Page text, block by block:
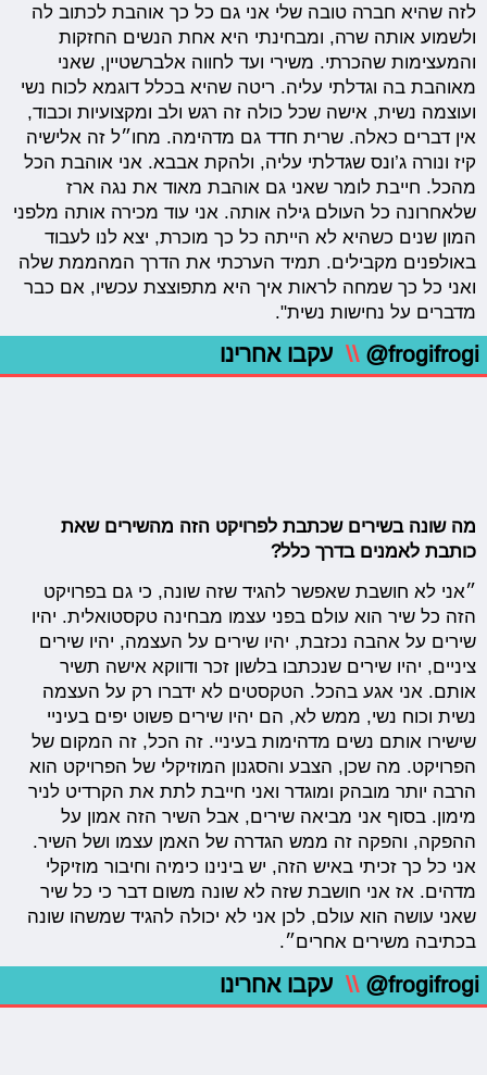
לזה שהיא חברה טובה שלי אני גם כל כך אוהבת לכתוב לה
ולשמוע אותה שרה, ומבחינתי היא אחת הנשים החזקות
והמעצימות שהכרתי. משירי ועד לחווה אלברשטיין, שאני
מאוהבת בה וגדלתי עליה. ריטה שהיא בכלל דוגמא לכוח נשי
ועוצמה נשית, אישה שכל כולה זה רגש ולב ומקצועיות וכבוד,
אין דברים כאלה. שרית חדד גם מדהימה. מחו״ל זה אלישיה
קיז ונורה ג’ונס שגדלתי עליה, ולהקת אבבא. אני אוהבת הכל
מהכל. חייבת לומר שאני גם אוהבת מאוד את נגה ארז
שלאחרונה כל העולם גילה אותה. אני עוד מכירה אותה מלפני
המון שנים כשהיא לא הייתה כל כך מוכרת, יצא לנו לעבוד
באולפנים מקבילים. תמיד הערכתי את הדרך המהממת שלה
ואני כל כך שמחה לראות איך היא מתפוצצת עכשיו, אם כבר
מדברים על נחישות נשית".
@frogifrogi
\\ עקבו אחרינו
מה שונה בשירים שכתבת לפרויקט הזה מהשירים שאת
כותבת לאמנים בדרך כלל?
״אני לא חושבת שאפשר להגיד שזה שונה, כי גם בפרויקט
הזה כל שיר הוא עולם בפני עצמו מבחינה טקסטואלית. יהיו
שירים על אהבה נכזבת, יהיו שירים על העצמה, יהיו שירים
ציניים, יהיו שירים שנכתבו בלשון זכר ודווקא אישה תשיר
אותם. אני אגע בהכל. הטקסטים לא ידברו רק על העצמה
נשית וכוח נשי, ממש לא, הם יהיו שירים פשוט יפים בעיניי
שישירו אותם נשים מדהימות בעיניי. זה הכל, זה המקום של
הפרויקט. מה שכן, הצבע והסגנון המוזיקלי של הפרויקט הוא
הרבה יותר מובהק ומוגדר ואני חייבת לתת את הקרדיט לניר
מימון. בסוף אני מביאה שירים, אבל השיר הזה אמון על
ההפקה, והפקה זה ממש הגדרה של האמן עצמו ושל השיר.
אני כל כך זכיתי באיש הזה, יש בינינו כימיה וחיבור מוזיקלי
מדהים. אז אני חושבת שזה לא שונה משום דבר כי כל שיר
שאני עושה הוא עולם, לכן אני לא יכולה להגיד שמשהו שונה
בכתיבה משירים אחרים״.
@frogifrogi
\\ עקבו אחרינו